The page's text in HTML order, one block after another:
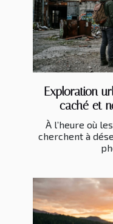
Exploration
caché et
À l’heure où
cherchent à